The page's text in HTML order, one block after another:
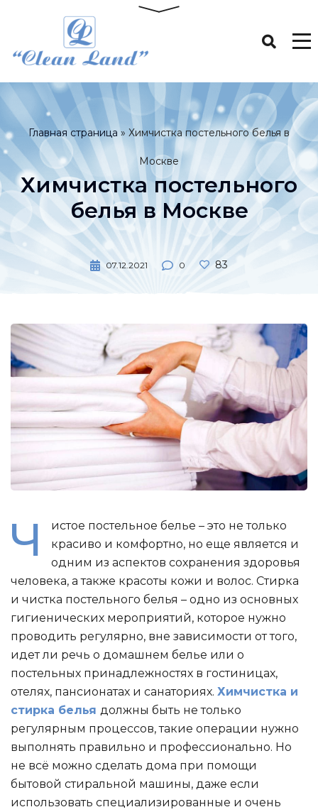
Главная страница » Химчистка постельного белья в
Москве
Химчистка постельного
белья в Москве
07.12.2021 0 83
Ч
истое постельное белье – это не только
красиво и комфортно, но еще является и
одним из аспектов сохранения здоровья
человека, а также красоты кожи и волос. Стирка
и чистка постельного белья – одно из основных
гигиенических мероприятий, которое нужно
проводить регулярно, вне зависимости от того,
идет ли речь о домашнем белье или о
постельных принадлежностях в гостиницах,
отелях, пансионатах и санаториях. Химчистка и
стирка белья должны быть не только
регулярным процессов, такие операции нужно
выполнять правильно и профессионально. Но
не всё можно сделать дома при помощи
бытовой стиральной машины, даже если
использовать специализированные и очень